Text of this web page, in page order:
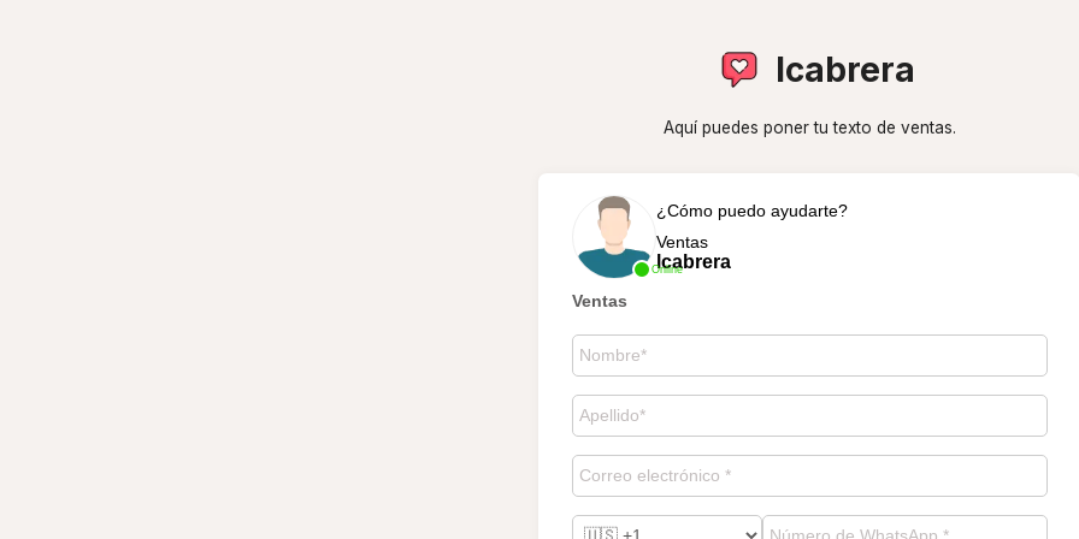
lcabrera
Aquí puedes poner tu texto de ventas.
Online
¿Cómo puedo ayudarte?
Ventas
lcabrera
Ventas